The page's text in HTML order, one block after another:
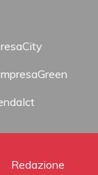
Redazione